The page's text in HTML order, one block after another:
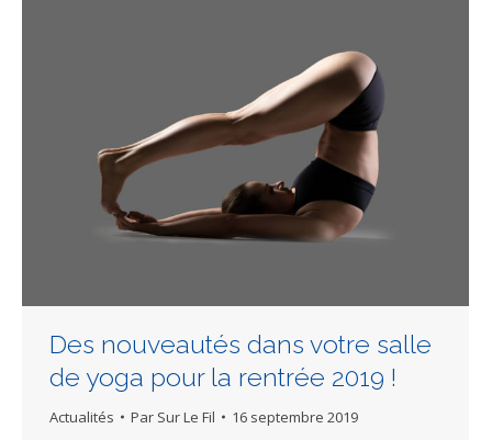
Des nouveautés dans votre salle
de yoga pour la rentrée 2019 !
Actualités Par Sur Le Fil 16 septembre 2019